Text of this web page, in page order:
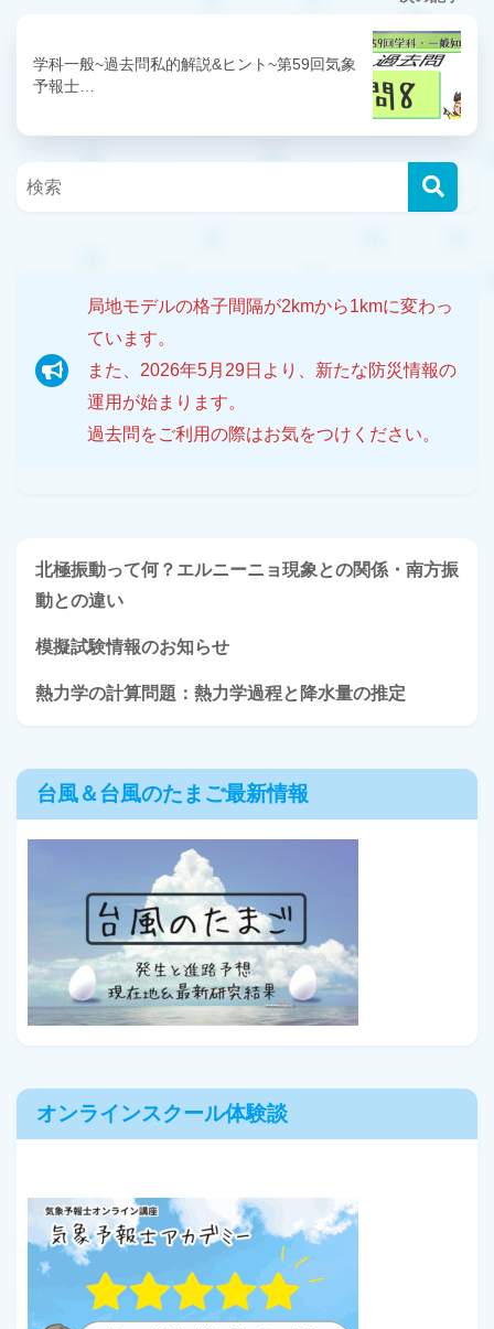
学科一般~過去問私的解説&ヒント~第59回気象
予報士…
局地モデルの格子間隔が2kmから1kmに変わっ
ています。
また、2026年5月29日より、新たな防災情報の
運用が始まります。
過去問をご利用の際はお気をつけください。
北極振動って何？エルニーニョ現象との関係・南方振
動との違い
模擬試験情報のお知らせ
熱力学の計算問題：熱力学過程と降水量の推定
台風＆台風のたまご最新情報
オンラインスクール体験談